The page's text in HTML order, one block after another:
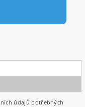
údajů potřebných